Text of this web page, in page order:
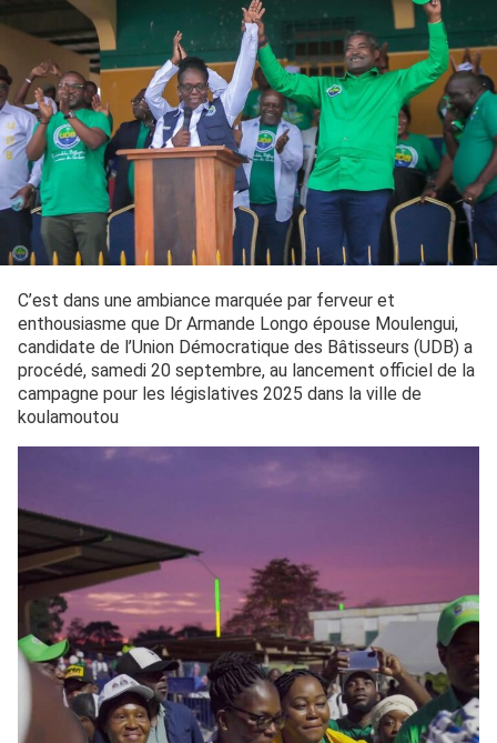
C’est dans une ambiance marquée par ferveur et
enthousiasme que Dr Armande Longo épouse Moulengui,
candidate de l’Union Démocratique des Bâtisseurs (UDB) a
procédé, samedi 20 septembre, au lancement officiel de la
campagne pour les législatives 2025 dans la ville de
koulamoutou